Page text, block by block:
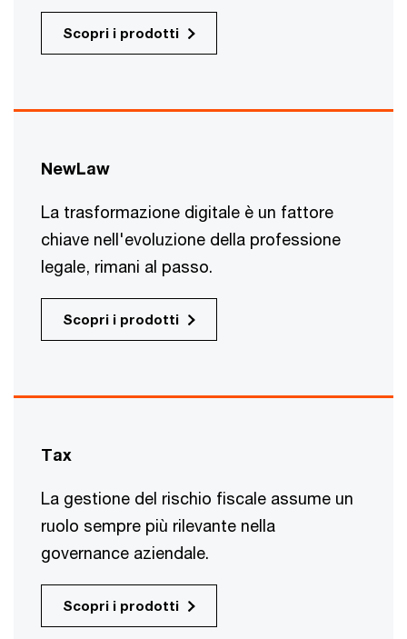
Scopri i prodotti
NewLaw
La trasformazione digitale è un fattore
chiave nell'evoluzione della professione
legale, rimani al passo.
Scopri i prodotti
Tax
La gestione del rischio fiscale assume un
ruolo sempre più rilevante nella
governance aziendale.
Scopri i prodotti